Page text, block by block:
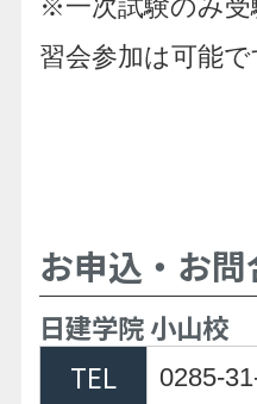
※一次試験のみ
習会参加は可能で
お申込・お
日建学院 小山校
TEL
0285-